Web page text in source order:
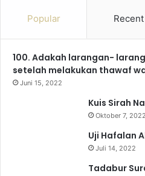
b
o
u
e
a
r
Popular Recent
100. Adakah larangan-
setelah melakukan thawaf
Juni 15, 2022
Kuis Sirah
Oktober 7, 2022
Uji Hafalan
Juli 14, 2022
Tadabur